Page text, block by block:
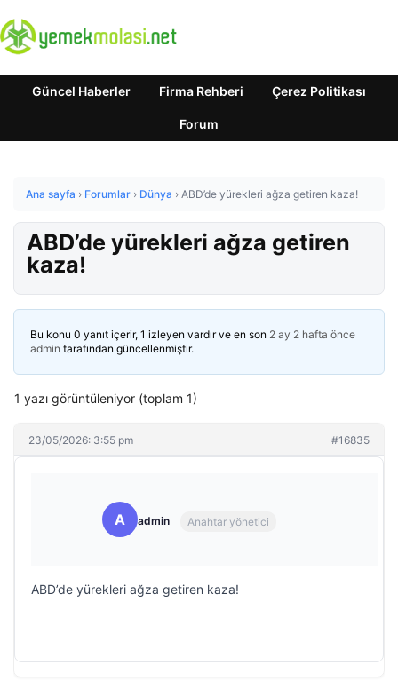
Güncel Haberler Firma Rehberi Çerez Politikası
Forum
Ana sayfa › Forumlar › Dünya › ABD’de yürekleri ağza getiren kaza!
ABD’de yürekleri ağza getiren
kaza!
Bu konu 0 yanıt içerir, 1 izleyen vardır ve en son 2 ay 2 hafta önce
admin tarafından güncellenmiştir.
1 yazı görüntüleniyor (toplam 1)
23/05/2026: 3:55 pm #16835
A admin Anahtar yönetici
ABD’de yürekleri ağza getiren kaza!